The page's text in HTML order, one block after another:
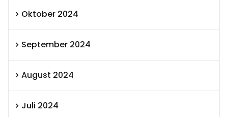
Oktober 2024
September 2024
August 2024
Juli 2024